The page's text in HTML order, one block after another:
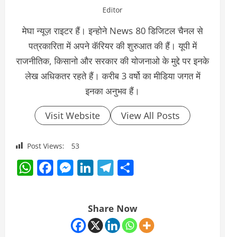
Editor
मेघा न्यूज़ राइटर हैं। इन्होने News 80 डिजिटल चैनल से
पत्रकारिता में अपने कॅरियर की शुरुआत की हैं। यूपी में
राजनीतिक, किसानो और सरकार की योजनाओ के मुद्दे पर इनके
लेख अधिकतर रहते हैं। करीब 3 वर्षो का मीडिया जगत में
इनका अनुभव हैं।
Visit Website View All Posts
Post Views: 53
WhatsApp
Facebook
Messenger
LinkedIn
Telegram
Share Now